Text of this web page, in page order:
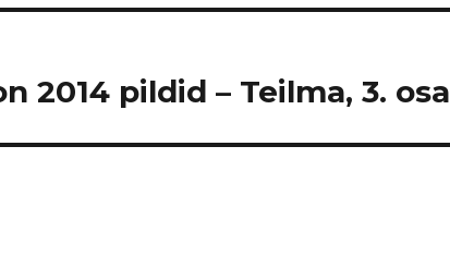
2014 pildid – Teilma, 3. osa